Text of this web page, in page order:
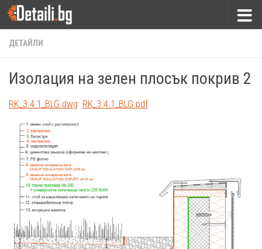
Към съдържанието
ДЕТАЙЛИ
Изолация на зелен плосък покрив 2
RK_3.4.1_BLG.dwg RK_3.4.1_BLG.pdf